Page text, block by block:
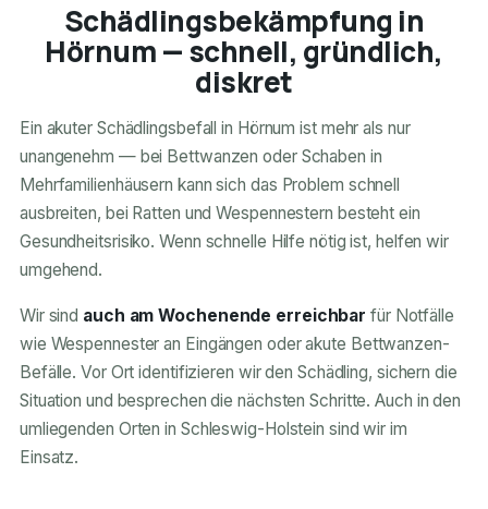
Schädlingsbekämpfung in
Hörnum — schnell, gründlich,
diskret
Ein akuter Schädlingsbefall in Hörnum ist mehr als nur
unangenehm — bei Bettwanzen oder Schaben in
Mehrfamilienhäusern kann sich das Problem schnell
ausbreiten, bei Ratten und Wespennestern besteht ein
Gesundheitsrisiko. Wenn schnelle Hilfe nötig ist, helfen wir
umgehend.
Wir sind auch am Wochenende erreichbar für Notfälle
wie Wespennester an Eingängen oder akute Bettwanzen-
Befälle. Vor Ort identifizieren wir den Schädling, sichern die
Situation und besprechen die nächsten Schritte. Auch in den
umliegenden Orten in Schleswig-Holstein sind wir im
Einsatz.